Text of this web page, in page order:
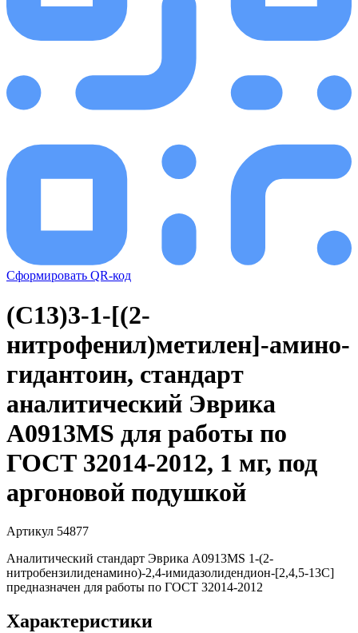
Сформировать QR-код
(C13)3-1-[(2-
нитрофенил)метилен]-амино-
гидантоин, стандарт
аналитический Эврика
A0913MS для работы по
ГОСТ 32014-2012, 1 мг, под
аргоновой подушкой
Артикул 54877
Аналитический стандарт Эврика А0913MS 1-(2-
нитробензилиденамино)-2,4-имидазолидендион-[2,4,5-13C]
предназначен для работы по ГОСТ 32014-2012
Характеристики